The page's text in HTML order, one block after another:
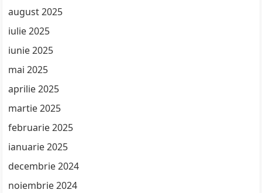
august 2025
iulie 2025
iunie 2025
mai 2025
aprilie 2025
martie 2025
februarie 2025
ianuarie 2025
decembrie 2024
noiembrie 2024